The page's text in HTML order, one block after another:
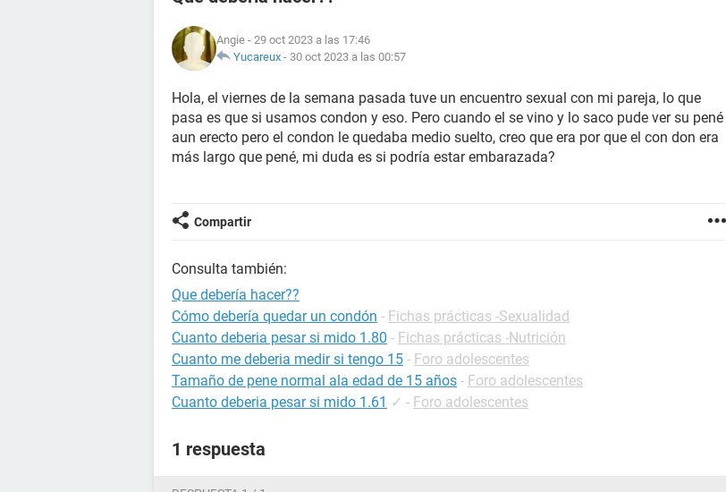
Angie - 29 oct 2023 a las 17:46
Yucareux - 30 oct 2023 a las 00:57
Hola, el viernes de la semana pasada tuve un encuentro sexual con mi pareja, lo que
pasa es que si usamos condon y eso. Pero cuando el se vino y lo saco pude ver su pené
aun erecto pero el condon le quedaba medio suelto, creo que era por que el con don era
más largo que pené, mi duda es si podría estar embarazada?
Compartir
Consulta también:
Que debería hacer??
Cómo debería quedar un condón - Fichas prácticas -Sexualidad
Cuanto deberia pesar si mido 1.80 - Fichas prácticas -Nutrición
Cuanto me deberia medir si tengo 15 - Foro adolescentes
Tamaño de pene normal ala edad de 15 años - Foro adolescentes
Cuanto deberia pesar si mido 1.61 ✓ - Foro adolescentes
1 respuesta